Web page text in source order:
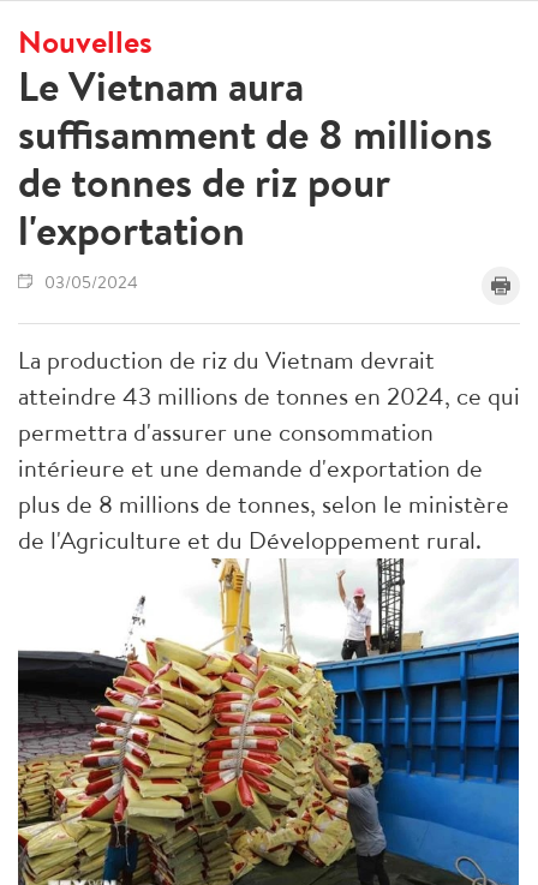
Nouvelles
Le Vietnam aura
suffisamment de 8 millions
de tonnes de riz pour
l'exportation
03/05/2024
La production de riz du Vietnam devrait
atteindre 43 millions de tonnes en 2024, ce qui
permettra d'assurer une consommation
intérieure et une demande d'exportation de
plus de 8 millions de tonnes, selon le ministère
de l'Agriculture et du Développement rural.